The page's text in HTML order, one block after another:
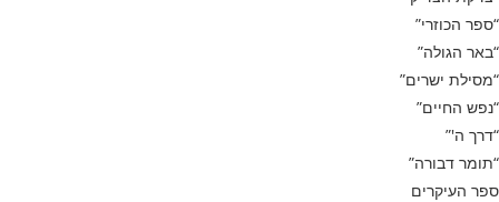
“ספר הכוזרי”
“באר הגולה”
“מסילת ישרים”
“נפש החיים”
“דרך ה'”
“תומר דבורה”
ספר העיקרים